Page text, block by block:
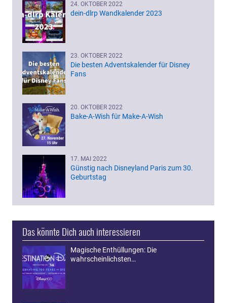
24. OKTOBER 2022
dein-dlrp Wandkalender 2023
23. OKTOBER 2022
Die besten Adventskalender für Disney
Fans
20. OKTOBER 2022
Bake-A-Wish für Make-A-Wish
17. MAI 2022
Günstig nach Disneyland Paris zum 30.
Geburtstag
Das könnte Dich auch interessieren
Magische Enthüllungen: Die
wahrscheinlichsten…